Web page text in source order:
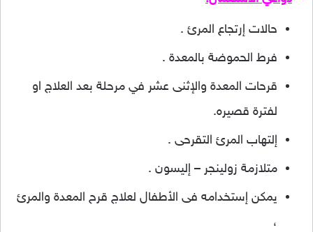
حالات إرتجاع المرئ .
فرط الحموضة بالمعدة .
قرحات المعدة والإثنى عشر في مرحلة بعد العلاج او
لفترة قصيره.
إلتهاب المرئ التقرحى .
متلازمة زولينجر – إليسون .
يمكن إستخدامه فى الأطفال لعلاج قرح المعدة والمرئ
،